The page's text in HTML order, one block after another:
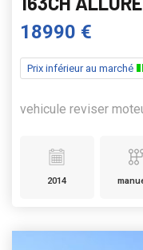
18990 €
Prix inférieur au marché
vehicule reviser
2014